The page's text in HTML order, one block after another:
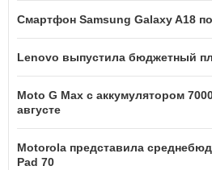
Смартфон Samsung Galaxy A18
Lenovo выпустила бюджетный
Moto G Max с аккумулятором
августе
Motorola представила
Pad 70